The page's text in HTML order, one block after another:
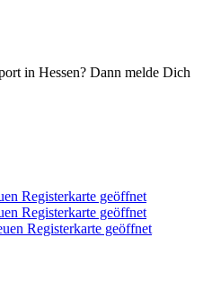
in Hessen? Dann melde Dich
Registerkarte geöffnet
Registerkarte geöffnet
Registerkarte geöffnet